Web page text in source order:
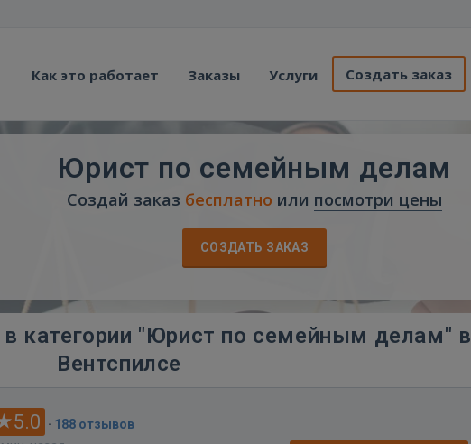
Как это работает Заказы Услуги Создать заказ
Юрист по семейным делам
Создай заказ бесплатно или посмотри цены
СОЗДАТЬ ЗАКАЗ
категории "Юрист по семейным делам" в
Вентспилсе
5.0 · 188 отзывов